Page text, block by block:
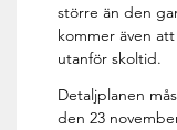
större än den
kommer även
utanför skoltid.
Detaljplanen
den 23